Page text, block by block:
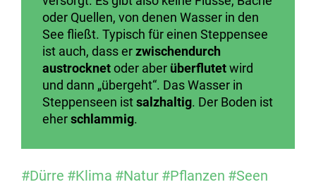
oder Quellen, von denen Wasser in den
See fließt. Typisch für einen Steppensee
ist auch, dass erzwischendurch
austrocknetoder aber überflutetwird
und dann „übergeht“. Das Wasser in
Steppenseen istsalzhaltig. Der Boden ist
eherschlammig.
#Dürre #Klima #Natur #Pflanzen #Seen